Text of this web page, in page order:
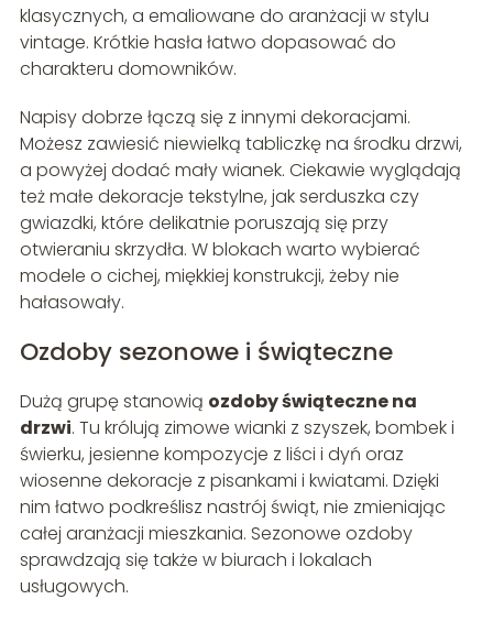
klasycznych, a emaliowane do aranżacji w stylu
vintage. Krótkie hasła łatwo dopasować do
charakteru domowników.
Napisy dobrze łączą się z innymi dekoracjami.
Możesz zawiesić niewielką tabliczkę na środku drzwi,
a powyżej dodać mały wianek. Ciekawie wyglądają
też małe dekoracje tekstylne, jak serduszka czy
gwiazdki, które delikatnie poruszają się przy
otwieraniu skrzydła. W blokach warto wybierać
modele o cichej, miękkiej konstrukcji, żeby nie
hałasowały.
Ozdoby sezonowe i świąteczne
Dużą grupę stanowią ozdoby świąteczne na
drzwi. Tu królują zimowe wianki z szyszek, bombek i
świerku, jesienne kompozycje z liści i dyń oraz
wiosenne dekoracje z pisankami i kwiatami. Dzięki
nim łatwo podkreślisz nastrój świąt, nie zmieniając
całej aranżacji mieszkania. Sezonowe ozdoby
sprawdzają się także w biurach i lokalach
usługowych.